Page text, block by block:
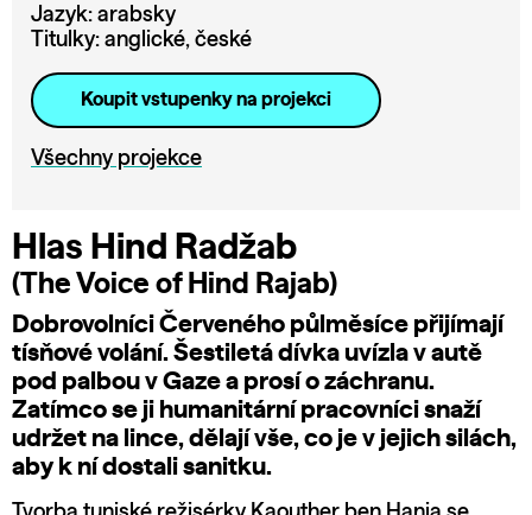
Jazyk: arabsky
Titulky: anglické, české
Koupit vstupenky na projekci
Všechny projekce
Hlas Hind Radžab
(The Voice of Hind Rajab)
Dobrovolníci Červeného půlměsíce přijímají
tísňové volání. Šestiletá dívka uvízla v autě
pod palbou v Gaze a prosí o záchranu.
Zatímco se ji humanitární pracovníci snaží
udržet na lince, dělají vše, co je v jejich silách,
aby k ní dostali sanitku.